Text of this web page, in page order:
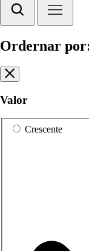
Ordernar
Valor
Crescente